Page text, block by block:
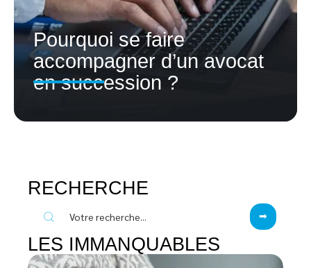
Pourquoi se faire
accompagner d’un avocat
en succession ?
RECHERCHE
LES IMMANQUABLES